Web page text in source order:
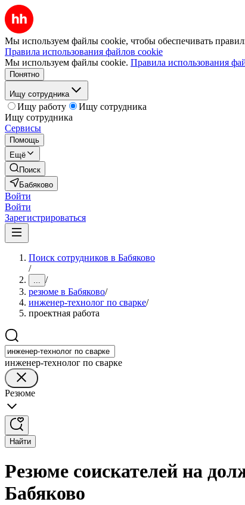
Мы используем файлы cookie, чтобы обеспечивать
Правила использования файлов cookie
Мы используем файлы cookie. Правила использования
Понятно
Ищу сотрудника
Ищу работу
Ищу сотрудника
Ищу сотрудника
Сервисы
Помощь
Ещё
Поиск
Бабяково
Войти
Войти
Зарегистрироваться
Поиск сотрудников в Бабяково
/
... /
резюме в Бабяково/
инженер-технолог по сварке/
проектная работа
инженер-технолог по сварке
Резюме
Найти
Резюме соискателей на
Бабяково